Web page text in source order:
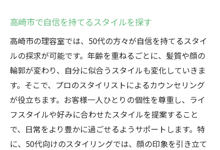
高崎市で自信を持てるスタイルを探す
高崎市の理容室では、50代の方々が自信を持てるスタイ
ルの探求が可能です。年齢を重ねるごとに、髪質や顔の
輪郭が変わり、自分に似合うスタイルも変化していきま
す。そこで、プロのスタイリストによるカウンセリング
が役立ちます。お客様一人ひとりの個性を尊重し、ライ
フスタイルや好みに合わせたスタイルを提案すること
で、日常をより豊かに過ごせるようサポートします。特
に、50代向けのスタイリングでは、顔の印象を引き立て